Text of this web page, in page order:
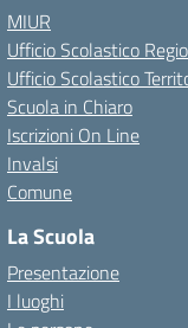
MIUR
Ufficio Scolastico
Ufficio Scolastico
Scuola in Chiaro
Iscrizioni On Line
Invalsi
Comune
La Scuola
Presentazione
I luoghi